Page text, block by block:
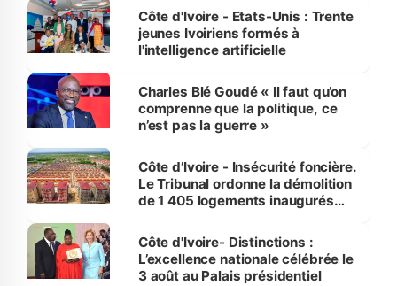
Côte d'Ivoire - Etats-Unis : Trente
jeunes Ivoiriens formés à
l'intelligence artificielle
Charles Blé Goudé « Il faut qu’on
comprenne que la politique, ce
n’est pas la guerre »
Côte d’Ivoire - Insécurité foncière.
Le Tribunal ordonne la démolition
de 1 405 logements inaugurés
Bassam
Côte d'Ivoire- Distinctions :
L’excellence nationale célébrée le
3 août au Palais présidentiel